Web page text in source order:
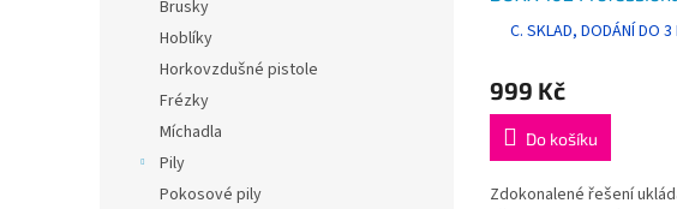
Brusky
Hoblíky
Horkovzdušné pistole
Frézky
Míchadla
Pily
Pokosové pily
C. SKLAD, DODÁNÍ DO 3
999 Kč
Do košíku
Zdokonalené řešení